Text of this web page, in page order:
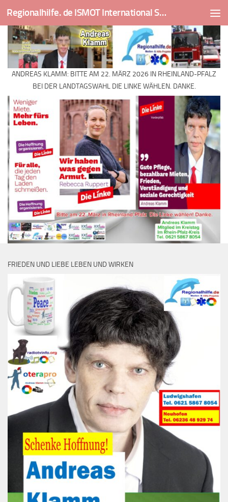
Skip to content Regionalhilfe. de ISMOT International Social And Medical Outreach Team
ANDREAS KLAMM: BITTE AM 22. MÄRZ 2026 IN RHEINLAND-PFALZ
BEI DER LANDTAGSWAHL DIE LINKE WÄHLEN. DANKE.
FRIEDEN UND LIEBE LEBEN UND WIRKEN